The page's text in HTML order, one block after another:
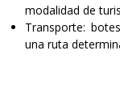
modalidad de
Transporte:
una ruta